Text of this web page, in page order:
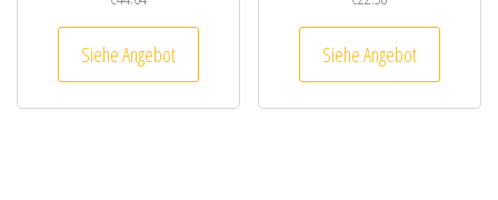
Siehe Angebot Siehe Angebot